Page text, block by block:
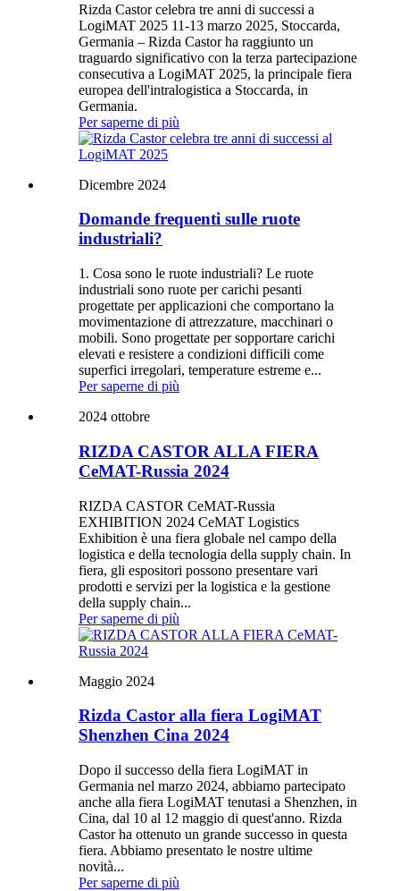
Rizda Castor celebra tre anni di successi a
LogiMAT 2025 11-13 marzo 2025, Stoccarda,
Germania – Rizda Castor ha raggiunto un
traguardo significativo con la terza partecipazione
consecutiva a LogiMAT 2025, la principale fiera
europea dell'intralogistica a Stoccarda, in
Germania.
Per saperne di più
Dicembre 2024
Domande frequenti sulle ruote
industriali?
1. Cosa sono le ruote industriali? Le ruote
industriali sono ruote per carichi pesanti
progettate per applicazioni che comportano la
movimentazione di attrezzature, macchinari o
mobili. Sono progettate per sopportare carichi
elevati e resistere a condizioni difficili come
superfici irregolari, temperature estreme e...
Per saperne di più
2024 ottobre
RIZDA CASTOR ALLA FIERA
CeMAT-Russia 2024
RIZDA CASTOR CeMAT-Russia
EXHIBITION 2024 CeMAT Logistics
Exhibition è una fiera globale nel campo della
logistica e della tecnologia della supply chain. In
fiera, gli espositori possono presentare vari
prodotti e servizi per la logistica e la gestione
della supply chain...
Per saperne di più
Maggio 2024
Rizda Castor alla fiera LogiMAT
Shenzhen Cina 2024
Dopo il successo della fiera LogiMAT in
Germania nel marzo 2024, abbiamo partecipato
anche alla fiera LogiMAT tenutasi a Shenzhen, in
Cina, dal 10 al 12 maggio di quest'anno. Rizda
Castor ha ottenuto un grande successo in questa
fiera. Abbiamo presentato le nostre ultime
novità...
Per saperne di più